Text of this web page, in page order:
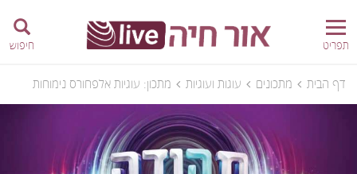
תפריט חיפוש
דף הבית מתכונים עוגות ועוגיות מתכון: עוגיות אלפחורס נימוחות